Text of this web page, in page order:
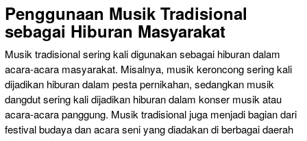
Penggunaan Musik Tradisional
sebagai Hiburan Masyarakat
Musik tradisional sering kali digunakan sebagai hiburan dalam
acara-acara masyarakat. Misalnya, musik keroncong sering kali
dijadikan hiburan dalam pesta pernikahan, sedangkan musik
dangdut sering kali dijadikan hiburan dalam konser musik atau
acara-acara panggung. Musik tradisional juga menjadi bagian dari
festival budaya dan acara seni yang diadakan di berbagai daerah